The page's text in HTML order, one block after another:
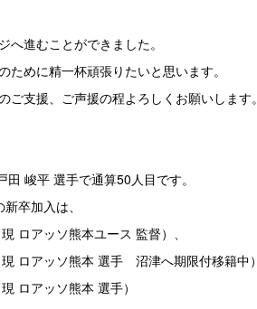
へ進むことができました。
めに精一杯頑張りたいと思います。
支援、ご声援の程よろしくお願いします。
峻平 選手で通算50人目です。
卒加入は、
ロアッソ熊本ユース 監督）、
ロアッソ熊本 選手 沼津へ期限付移籍中）
ロアッソ熊本 選手）